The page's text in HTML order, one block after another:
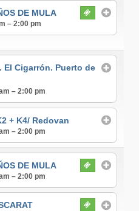
DE MULA
– 2:00 pm
El Cigarrón. Puerto de
– 2:00 pm
+ K4/ Redovan
– 2:00 pm
DE MULA
– 2:00 pm